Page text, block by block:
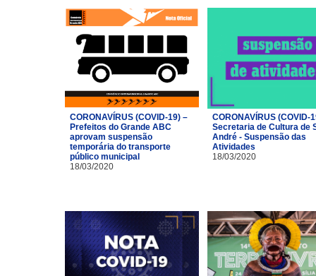
CORONAVÍRUS (COVID-19) –
Prefeitos do Grande ABC
aprovam suspensão
temporária do transporte
público municipal
18/03/2020
CORONAVÍRUS (COVID-
Secretaria de Cultura de
André - Suspensão das
Atividades
18/03/2020